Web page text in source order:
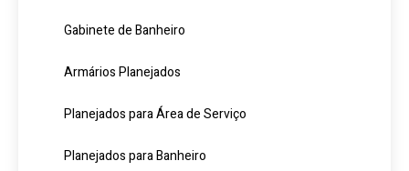
Gabinete de Banheiro
Armários Planejados
Planejados para Área de Serviço
Planejados para Banheiro